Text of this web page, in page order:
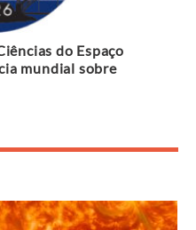
do Espaço
mundial sobre